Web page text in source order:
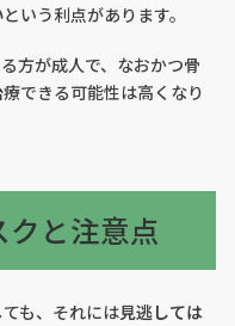
という利点があります。
方が成人で、なおかつ骨
できる可能性は高くなり
と注意点
も、それには見逃しては